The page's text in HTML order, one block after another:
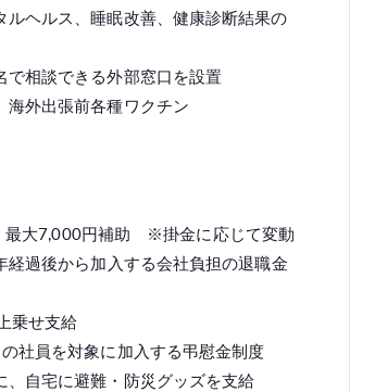
ヘルス、睡眠改善、健康診断結果の
相談できる外部窓口を設置
海外出張前各種ワクチン
最大7,000円補助 ※掛金に応じて変動
過後から加入する会社負担の退職金
乗せ支給
社員を対象に加入する弔慰金制度
自宅に避難・防災グッズを支給